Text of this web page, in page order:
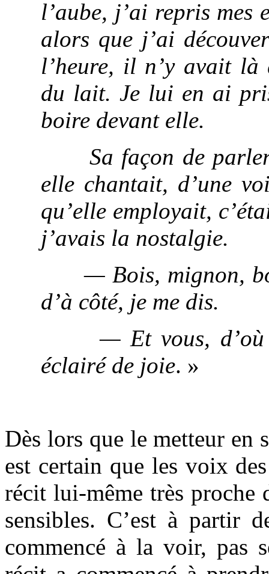
l’aube, j’ai repris mes
alors que j’ai
l’heure, il n’y avait là
du lait. Je lui en ai
boire devant elle.
Sa façon de parler
elle chantait, d’une
qu’elle employait,
j’avais la nostalgie.
— Bois, mignon,
d’à côté, je me dis.
— Et vous, d’où
éclairé de joie. »
Dès lors que le metteur
est certain que les voix
récit lui-même très proche
sensibles. C’est à partir
commencé à la voir, pas